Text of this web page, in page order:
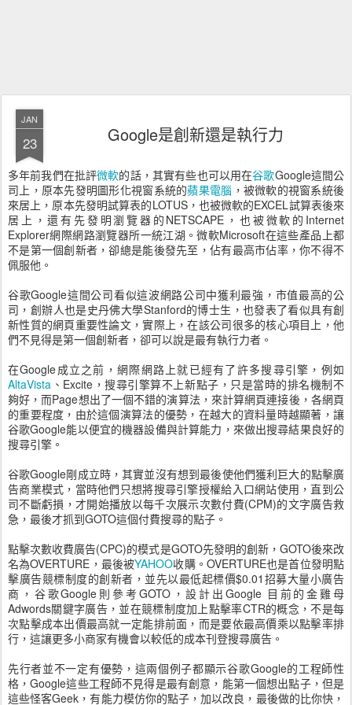
JAN
23 Google是創新還是執行力
多年前我們在批評微軟的話，其實有些也可以用在谷歌Google這間公
司上，原本先發明圖形化視窗系統的蘋果電腦 ，被微軟的視窗系統後
來居上，原本先發明試算表的LOTUS，也被微軟的EXCEL試算表後來
居上，還有先發明瀏覽器的NETSCAPE，也被微軟的Internet
Explorer網際網路瀏覽器所一統江湖。微軟Microsoft在這些產品上都
不是第一個創新者，卻總是能後發先至，佔有最高市佔率，你不得不
佩服他。
谷歌Google這間公司看似這波網路公司中獲利最強，市值最高的公
司，創辦人也是史丹佛大學Stanford的博士生，也發表了看似具有創
新性質的網頁重要性論文，實際上，在該公司很多的核心項目上，他
們不見得是第一個創新者，卻可以說是最有執行力者。
在Google成立之前，網際網路上就已經有了許多搜尋引擎，例如
AltaVista 、Excite，搜尋引擎算不上新點子，只是當時的排名機制不
夠好，而Page想出了一個不錯的演算法，來計算網頁連接後，各網頁
的重要程度，由於這個演算法的優勢，在越大的資料量時越顯著，讓
谷歌Google能以便宜的機器設備與計算能力，來做出搜尋結果良好的
搜尋引擎。
谷歌Google剛成立時，其實並沒有想到最後使他們獲利巨大的點擊廣
告商業模式，當時他們只想將搜尋引擎授權給入口網站使用，直到公
司不斷虧損，才開始播放以每千次展示次數付費(CPM)的文字廣告救
急，最後才抓到GOTO這個付費搜尋的點子。
點擊次數收費廣告(CPC)的模式是GOTO先發明的創新，GOTO後來改
名為OVERTURE，最後被YAHOO收購。OVERTURE也是首位發明點
擊廣告競標制度的創新者，並先以最低起標價$0.01招募大量小廣告
商，谷歌Google則參考GOTO，設計出Google 目前的金雞母
Adwords關鍵字廣告，並在競標制度加上點擊率CTR的概念，不是每
次點擊成本出價最高就一定能排前面，而是要依最高價乘以點擊率排
行，這讓更多小商家有機會以較低的成本刊登搜尋廣告。
先行者並不一定有優勢，這兩個例子都顯示谷歌Google的工程師性
格，Google這些工程師不見得是最有創意，能第一個想出點子，但是
這些怪客Geek，有能力模仿你的點子，加以改良，最後做的比你快，